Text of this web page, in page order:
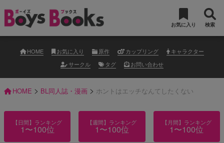
お気に入り 検索
HOME お気に入り 原作 カップリング
キャラクター
サークル
タグ お問い合わせ
HOME > BL同人誌・漫画 > ホントはエッチなんてしたくない
【日間】ランキング
1〜100位
【週間】ランキング
1〜100位
【月間】ランキング
1〜100位